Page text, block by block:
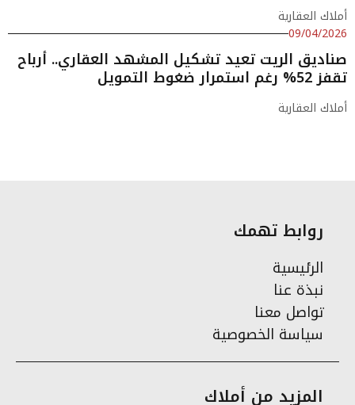
أملاك العقارية
09/04/2026
صناديق الريت تعيد تشكيل المشهد العقاري.. أرباح
تقفز 52% رغم استمرار ضغوط التمويل
أملاك العقارية
روابط تهمك
الرئيسية
نبذة عنا
تواصل معنا
سياسة الخصوصية
المزيد من أملاك